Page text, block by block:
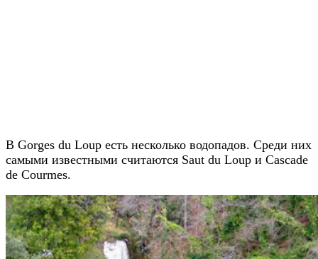
В Gorges du Loup есть несколько водопадов. Среди них
самыми известными считаются Saut du Loup и Cascade
de Courmes.